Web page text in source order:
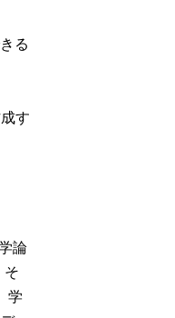
る
す
論
そ
学